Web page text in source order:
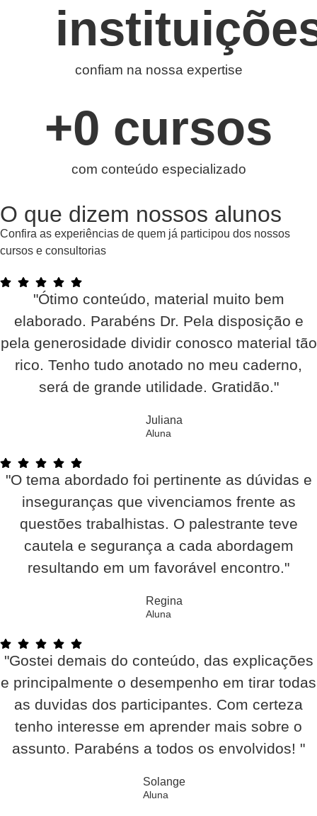
confiam na nossa expertise
com conteúdo especializado
+0 cursos
O que dizem nossos alunos
Confira as experiências de quem já participou dos nossos
cursos e consultorias
"Ótimo conteúdo, material muito bem
elaborado. Parabéns Dr. Pela disposição e
pela generosidade dividir conosco material tão
rico. Tenho tudo anotado no meu caderno,
será de grande utilidade. Gratidão."
Juliana
Aluna
"O tema abordado foi pertinente as dúvidas e
inseguranças que vivenciamos frente as
questões trabalhistas. O palestrante teve
cautela e segurança a cada abordagem
resultando em um favorável encontro."
Regina
Aluna
"Gostei demais do conteúdo, das explicações
e principalmente o desempenho em tirar todas
as duvidas dos participantes. Com certeza
tenho interesse em aprender mais sobre o
assunto. Parabéns a todos os envolvidos! "
Solange
Aluna